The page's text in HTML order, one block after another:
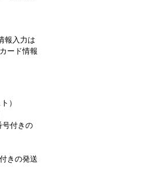
報入力は
ード情報
）
付きの
きの発送